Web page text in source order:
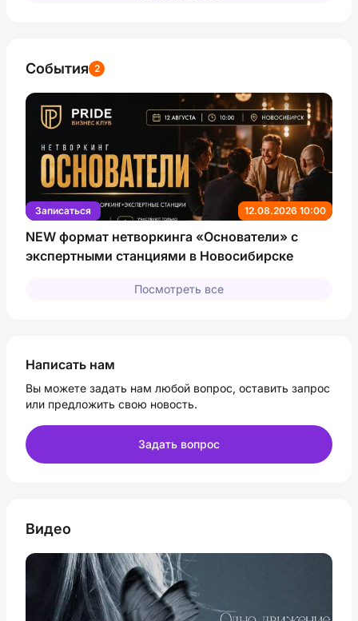
События 2
12.08.2026 10:00
Записаться
NEW формат нетворкинга «Основатели» с
экспертными станциями в Новосибирске
Посмотреть все
Написать нам
Вы можете задать нам любой вопрос, оставить запрос
или предложить свою новость.
Задать вопрос
Видео